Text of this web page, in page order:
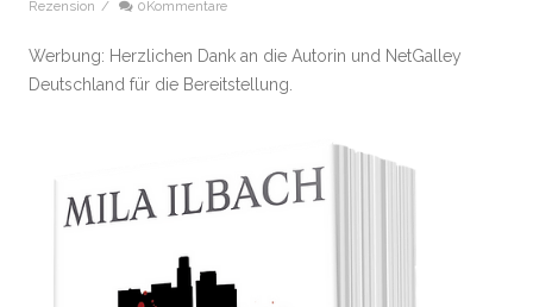
Rezension / 0Kommentare
Werbung: Herzlichen Dank an die Autorin und NetGalley
Deutschland für die Bereitstellung.